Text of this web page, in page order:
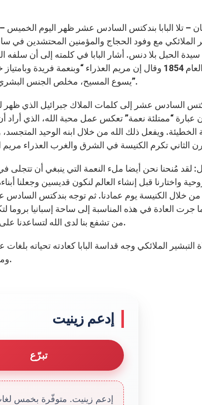
). – إذاعة
الملائكي مع وفود الحجاج والمؤمنين المحتشدين في
سيدة الحبل بلا دنس. أشار البابا في كلمته إلى أن سلفه
دنس في العام 1854 وقال إن مريم العذراء “وبنعمة
يسوع المسيح، مخلص الجنس البشري، قد حُفظت مُصانة من كل وصمة الخطيئة الأصلية”.
السادس عشر إلى كلمات الملاك جبرائيل الذي ظهر
“ممتلئة نعمة” تعكس عمل محبة الله، الذي أراد
ويفعل ذلك الله من خلال ابنه الوحيد
لقد مُنحنا نحن أيضا ملء النعمة التي ينبغي أن تتجلى
واختارنا قبل إنشاء العالم لنكون قديسين وجعلنا
من خلال الكنيسة يوم عمادنا. ثم توجه بندكتس السادس
جرت العادة في هذه المناسبة إلى ساحة إسبانيا بروما
من تشفع بنا لدى الله لتساعدنا على الاحتفال بعيد الميلاد الذي بات قريبا بجو من الإيمان.
التبشير الملائكي وجه قداسة البابا كعادته تحياته
ومختلف أنحاء العالم ومنح الكل فيض بركاته الرسولية.
إدعم زينيت
تبرّع
إدعم زينيت. متوفّرة بخمس